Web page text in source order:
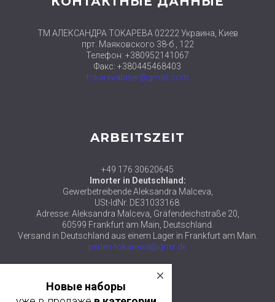
ТМ АЛЕКСАНДРА ТОКАРЕВА 02222 Украина, Киев
прт. Маяковского 38-б , 122
Телефон: +380952141067
Факс: +380445468403
tokarevabiser@gmail.com
ARBEITSZEIT
+49 176 30620645
Imorter in Deutschland:
Gewerbetreibende Aleksandra Malceva,
USt-IdNr. DE31033168.
Adresse: Aleksandra Malceva, Gräfendeichstraße 20,
60599 Frankfurt am Main, Deutschland.
Versand in Deutschland aus einem Lager in Frankfurt am Main.
perlen-tokarewa@gmx.de
Новые наборы
уже в продаже в категории
close